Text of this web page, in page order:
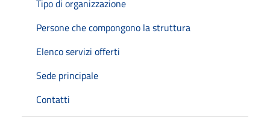
Tipo di organizzazione
Persone che compongono la struttura
Elenco servizi offerti
Sede principale
Contatti